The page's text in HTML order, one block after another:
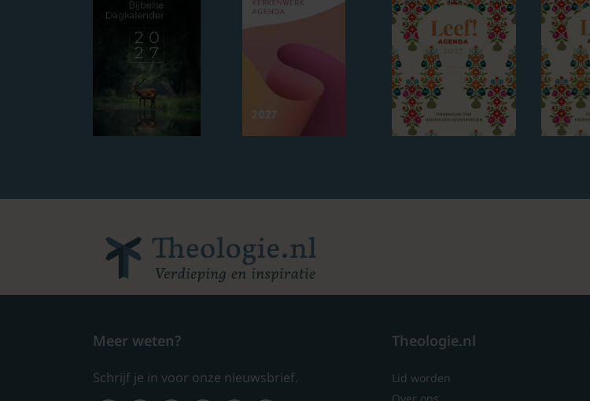
Meer weten?
Schrijf je in voor onze nieuwsbrief.
Theologie.nl
Lid worden